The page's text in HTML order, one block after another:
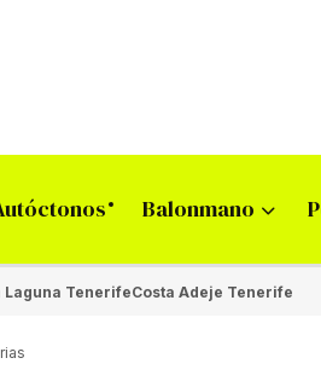
Balonmano
Laguna TenerifeCosta Adeje Tenerife